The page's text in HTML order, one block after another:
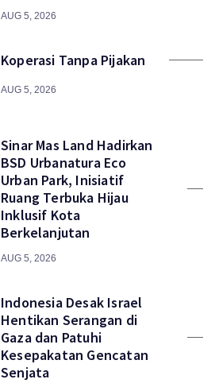
AUG 5, 2026
Koperasi Tanpa Pijakan
AUG 5, 2026
Sinar Mas Land Hadirkan
BSD Urbanatura Eco
Urban Park, Inisiatif
Ruang Terbuka Hijau
Inklusif Kota
Berkelanjutan
AUG 5, 2026
Indonesia Desak Israel
Hentikan Serangan di
Gaza dan Patuhi
Kesepakatan Gencatan
Senjata